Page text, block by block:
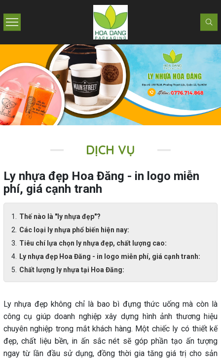
DỊCH VỤ
Ly nhựa đẹp Hoa Đăng - in logo miễn
phí, giá cạnh tranh
Thế nào là "ly nhựa đẹp"?
Các loại ly nhựa phổ biến hiện nay:
Tiêu chí lựa chọn ly nhựa đẹp, chất lượng cao:
Ly nhựa đẹp Hoa Đăng - in logo miễn phí, giá cạnh tranh:
Chất lượng ly nhựa tại Hoa Đăng:
Ly nhựa đẹp không chỉ là bao bì đựng thức uống mà còn là
công cụ giúp doanh nghiệp xây dựng hình ảnh thương hiệu
chuyên nghiệp trong mắt khách hàng. Một chiếc ly có thiết kế
đẹp, chất liệu bền, in ấn sắc nét sẽ góp phần tạo ấn tượng
ngay từ lần đầu sử dụng, đồng thời gia tăng giá trị cho sản